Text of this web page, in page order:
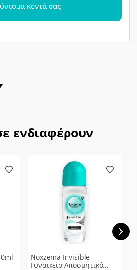
κοντά σας
ενδιαφέρουν
-
Noxzema Invisible
Γυναικείο Αποσμητικό